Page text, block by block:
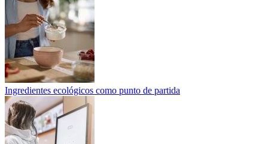
Ingredientes ecológicos como punto de partida